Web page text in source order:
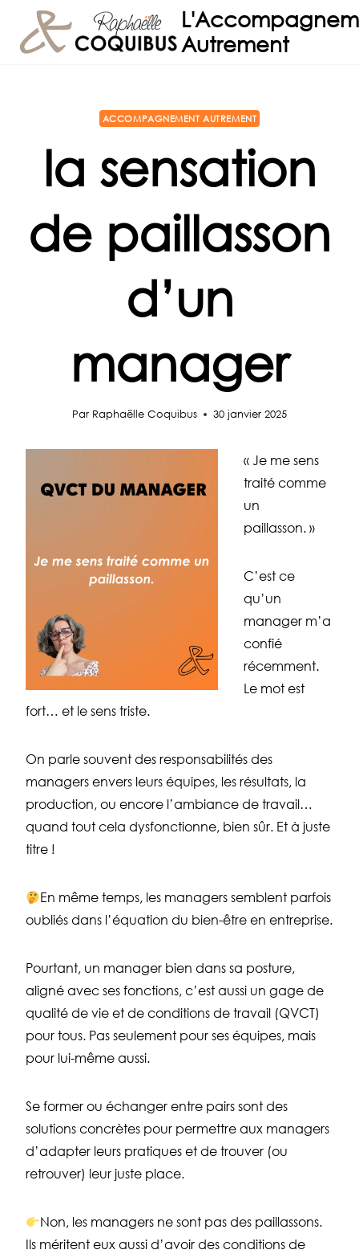
contenu
Autrement
ACCOMPAGNEMENT AUTREMENT
la sensation
de paillasson
d’un
manager
Par Raphaëlle Coquibus 30 janvier 2025
« Je me sens
traité comme
un
paillasson. »
C’est ce
qu’un
manager m’a
confié
récemment.
Le mot est
fort… et le sens triste.
On parle souvent des responsabilités des
managers envers leurs équipes, les résultats, la
production, ou encore l’ambiance de travail…
quand tout cela dysfonctionne, bien sûr. Et à juste
titre !
En même temps, les managers semblent parfois
oubliés dans l’équation du bien-être en entreprise.
Pourtant, un manager bien dans sa posture,
aligné avec ses fonctions, c’est aussi un gage de
qualité de vie et de conditions de travail (QVCT)
pour tous. Pas seulement pour ses équipes, mais
pour lui-même aussi.
Se former ou échanger entre pairs sont des
solutions concrètes pour permettre aux managers
d’adapter leurs pratiques et de trouver (ou
retrouver) leur juste place.
Non, les managers ne sont pas des paillassons.
Ils méritent eux aussi d’avoir des conditions de